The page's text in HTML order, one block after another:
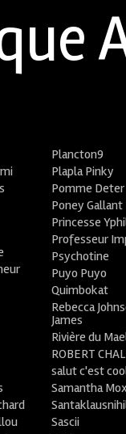
Plancton9
Plapla Pinky
Pomme Deter
Poney Gallant
Princesse
Professeur
Psychotine
Puyo Puyo
Quimbokat
Rebecca
James
Rivière du
ROBERT
salut c'est
Samantha
Sascii